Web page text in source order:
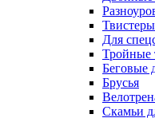
Твистеры
Для
Тройные
Беговые
Брусья
Скамьи